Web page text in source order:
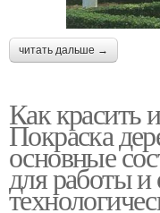
читать дальше →
Как красить
Покраска
основные
для работы и